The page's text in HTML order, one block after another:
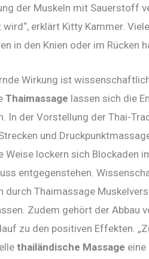
der Muskeln mit Sauerstoff
wird“, erklärt Kitty Kammer.
in den Knien oder im Rücken
Wirkung ist
Thaimassage lassen sich die
In der Vorstellung der Thai-
und
Weise lockern sich Blockaden
entgegenstehen.
durch Thaimassage
Zudem gehört der Abbau
zu den positiven Effekten.
thailändische Massage